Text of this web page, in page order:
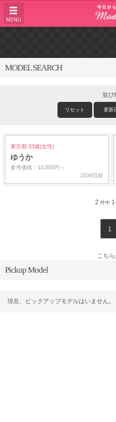
MENU
MODEL SEARCH
並び
リセット 更新
東京都 33歳(女性)
ゆうか
参考価格：10,000円～
2104日前
2 件中
1
こち
Pickup Model
現在、ピックアップモデルはいません。